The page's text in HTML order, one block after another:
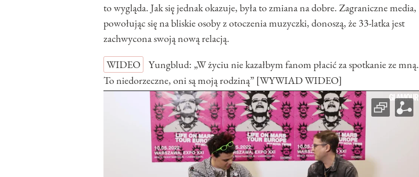
to wygląda. Jak się jednak okazuje, była to zmiana na dobre. Zagraniczne media,
powołując się na bliskie osoby z otoczenia muzyczki, donoszą, że 33-latka jest
zachwycona swoją nową relacją.
WIDEO
Yungblud: „W życiu nie kazałbym fanom płacić za spotkanie ze mną.
To niedorzeczne, oni są moją rodziną” [WYWIAD WIDEO]